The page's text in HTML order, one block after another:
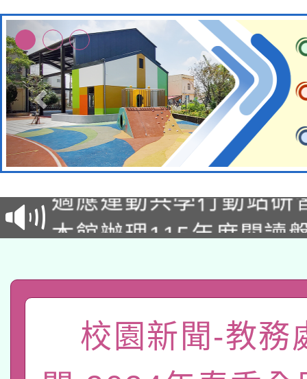
本校115學年度第2次
招甄選結果公告(無人
招)
本館辦理115年度閱讀
礎課程
A3數位素養講師名單
「數位內容與教學軟
pilot」
校園新聞-教務